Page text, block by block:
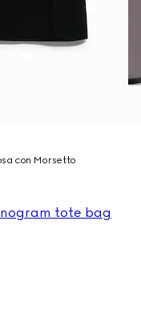
con Morsetto